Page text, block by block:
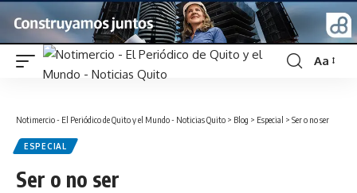
Font
Aa
Notimercio - El Periódico de Quito y el Mundo - Noticias Quito > Blog > Especial > Ser o no ser
ESPECIAL
Ser o no ser